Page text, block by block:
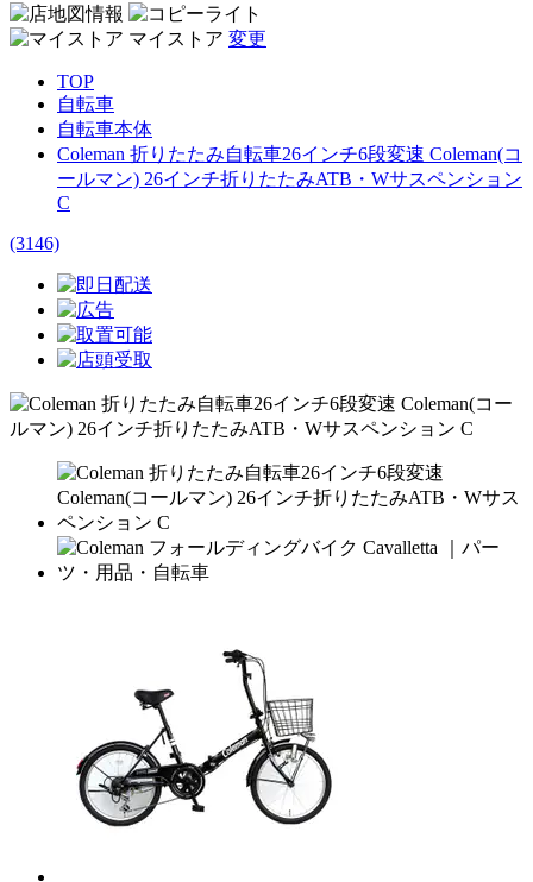
マイストア 変更
TOP
自転車
自転車本体
Coleman 折りたたみ自転車26インチ6段変速 Coleman(コ
ールマン) 26インチ折りたたみATB・Wサスペンション
C
(3146)